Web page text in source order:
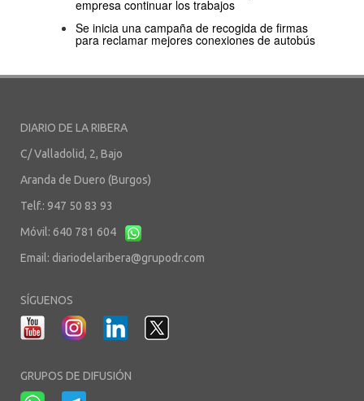
empresa continuar los trabajos
Se inicia una campaña de recogida de firmas
para reclamar mejores conexiones de autobús
DIARIO DE LA RIBERA
C/ Valladolid, 2, Bajo
Aranda de Duero (Burgos)
Telf.: 947 50 83 93
Móvil: 640 781 604
Email: diariodelaribera@grupodr.com
SÍGUENOS
GRUPOS DE DIFUSIÓN